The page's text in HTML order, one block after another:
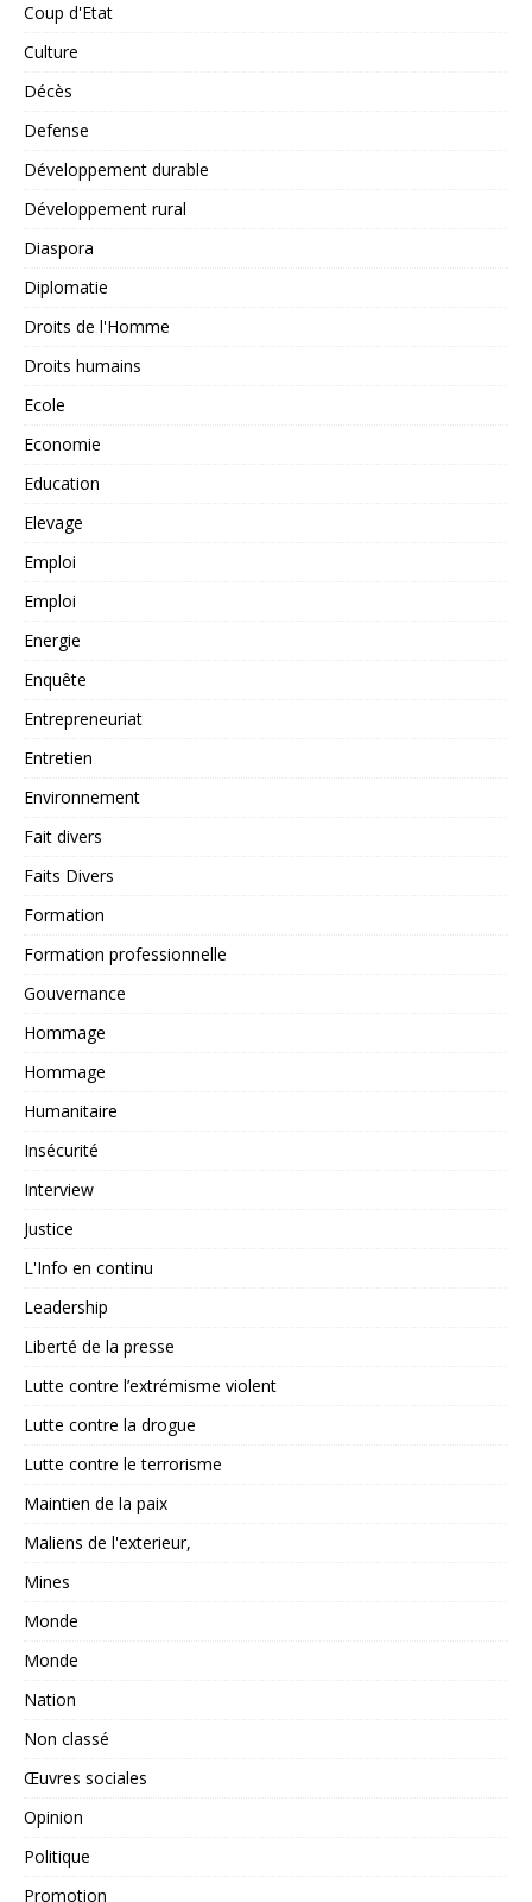
Coup d'Etat
Culture
Décès
Defense
Développement durable
Développement rural
Diaspora
Diplomatie
Droits de l'Homme
Droits humains
Ecole
Economie
Education
Elevage
Emploi
Emploi
Energie
Enquête
Entrepreneuriat
Entretien
Environnement
Fait divers
Faits Divers
Formation
Formation professionnelle
Gouvernance
Hommage
Hommage
Humanitaire
Insécurité
Interview
Justice
L'Info en continu
Leadership
Liberté de la presse
Lutte contre l’extrémisme violent
Lutte contre la drogue
Lutte contre le terrorisme
Maintien de la paix
Maliens de l'exterieur,
Mines
Monde
Monde
Nation
Non classé
Œuvres sociales
Opinion
Politique
Promotion